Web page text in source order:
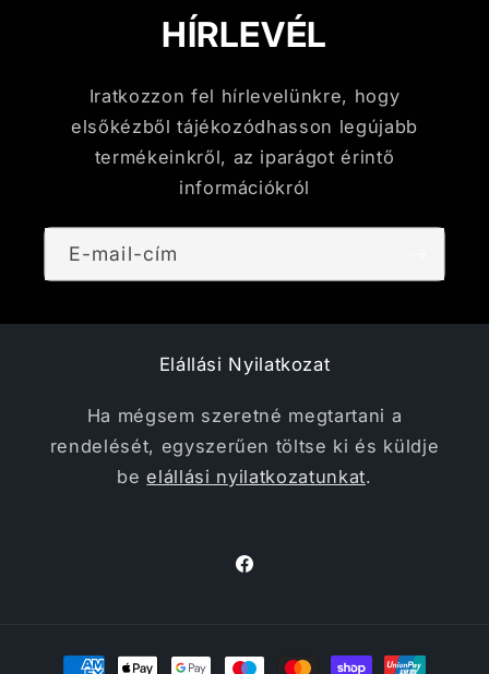
HÍRLEVÉL
Iratkozzon fel hírlevelünkre, hogy
elsőkézből tájékozódhasson legújabb
termékeinkről, az iparágot érintő
információkról
E-mail-cím
Elállási Nyilatkozat
Ha mégsem szeretné megtartani a
rendelését, egyszerűen töltse ki és küldje
beelállási nyilatkozatunkat.
Facebook
Fizetési